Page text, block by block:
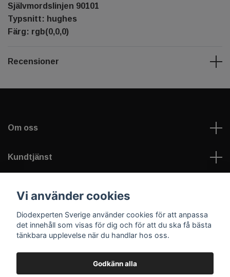
Självmordslinjen 90101
Typsnitt: hughes
Färg: rgb(0,0,0)
Recensioner
Om oss
Kundtjänst
Sociala medier
Vi använder cookies
Diodexperten Sverige använder cookies för att anpassa
det innehåll som visas för dig och för att du ska få bästa
tänkbara upplevelse när du handlar hos oss.
Godkänn alla